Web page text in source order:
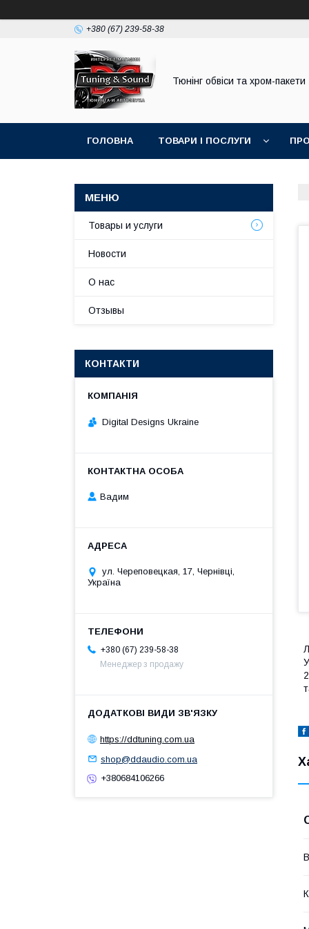
+380 (67) 239-58-38
Тюнінг обвіси та хром-пакети
ГОЛОВНА ТОВАРИ І ПОСЛУГИ
Товары и услуги
Новости
О нас
Отзывы
КОНТАКТИ
Digital Designs Ukraine
Вадим
ул. Череповецкая, 17, Чернівці,
Україна
+380 (67) 239-58-38
Менеджер з продажу
https://ddtuning.com.ua
shop@ddaudio.com.ua
+380684106266